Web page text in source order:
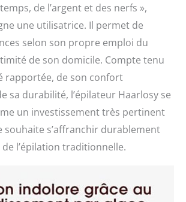
de l’argent et des nerfs »,
une utilisatrice. Il permet de
selon son propre emploi du
de son domicile. Compte tenu
rapportée, de son confort
sa durabilité, l’épilateur Haarlosy se
un investissement très pertinent
souhaite s’affranchir durablement
l’épilation traditionnelle.